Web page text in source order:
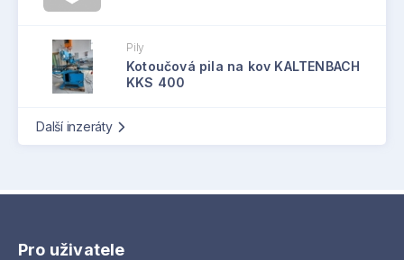
Pily
Kotoučová pila na kov KALTENBACH
KKS 400
Další inzeráty
Pro uživatele